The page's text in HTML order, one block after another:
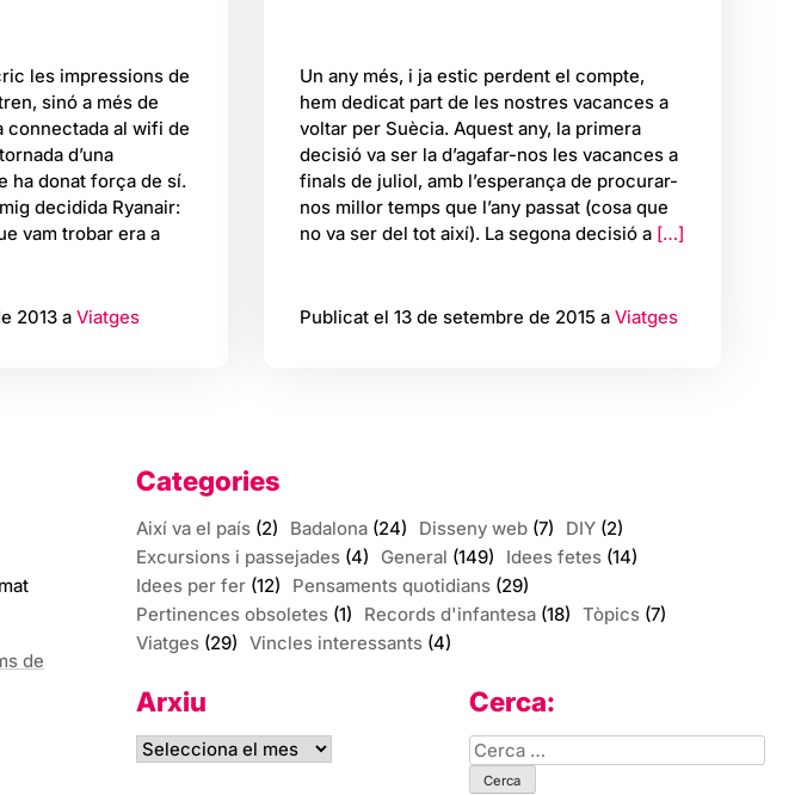
les impressions de
sinó a més de
connectada al wifi de
d’una
ha donat força de sí.
decidida Ryanair:
vam trobar era a
2013 aViatges
Un any més, i ja estic perdent el compte,
hem dedicat part de les nostres vacances a
voltar per Suècia. Aquest any, la primera
decisió va ser la d’agafar-nos les vacances a
finals de juliol, amb l’esperança de procurar-
nos millor temps que l’any passat (cosa que
no va ser del tot així). La segona decisió a[…]
Publicat el 13 de setembre de 2015 a Viatges
de
Categories
Així va el país (2) Badalona (24) Disseny web (7) DIY (2)
Excursions i passejades (4) General (149) Idees fetes (14)
Idees per fer (12) Pensaments quotidians (29)
Pertinences obsoletes (1) Records d'infantesa (18) Tòpics (7)
Viatges (29) Vincles interessants (4)
Arxiu
Arxiu
Cerca:
Cerca: